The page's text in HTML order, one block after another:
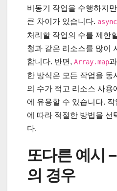
비동기 작업을 수행하지
큰 차이가 있습니다.
처리할 작업의 수를 제한
청과 같은 리소스를 많이
합니다. 반면, Array.map과
한 방식은 모든 작업을 동
의 수가 적고 리소스 사용
에 유용할 수 있습니다.
에 따라 적절한 방법을 선
다.
또다른 예시
의 경우